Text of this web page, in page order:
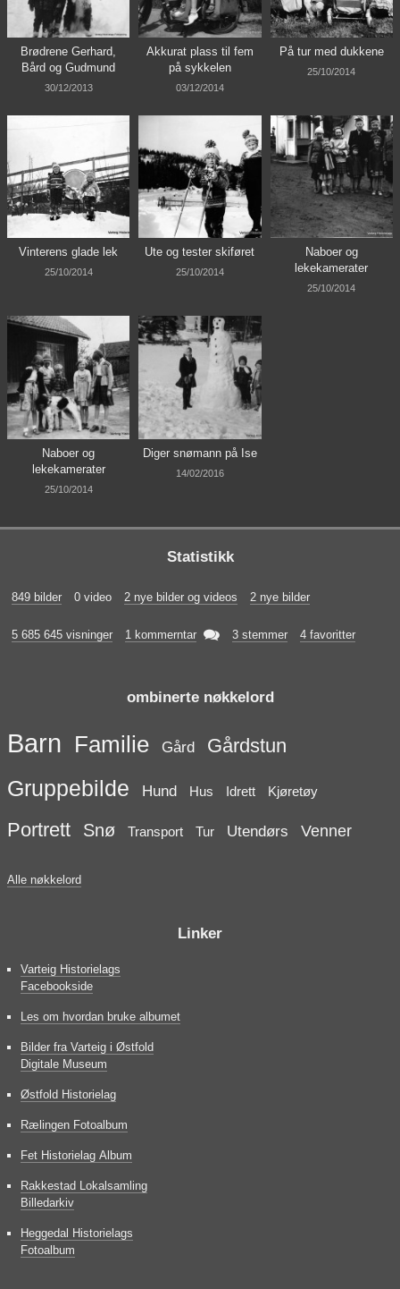
Brødrene Gerhard,
Bård og Gudmund
30/12/2013
Akkurat plass til fem
på sykkelen
03/12/2014
På tur med dukkene
25/10/2014
Vinterens glade lek
25/10/2014
Ute og tester skiføret
25/10/2014
Naboer og
lekekamerater
25/10/2014
Naboer og
lekekamerater
25/10/2014
Diger snømann på Ise
14/02/2016
Statistikk
849 bilder 0 video 2 nye bilder og videos 2 nye bilder
5 685 645 visninger 1 kommerntar  3 stemmer 4 favoritter
ombinerte nøkkelord
Barn Familie Gård Gårdstun
Gruppebilde Hund Hus Idrett Kjøretøy
Portrett Snø Transport Tur Utendørs Venner
Alle nøkkelord
Linker
Varteig Historielags
Facebookside
Les om hvordan bruke albumet
Bilder fra Varteig i Østfold
Digitale Museum
Østfold Historielag
Rælingen Fotoalbum
Fet Historielag Album
Rakkestad Lokalsamling
Billedarkiv
Heggedal Historielags
Fotoalbum